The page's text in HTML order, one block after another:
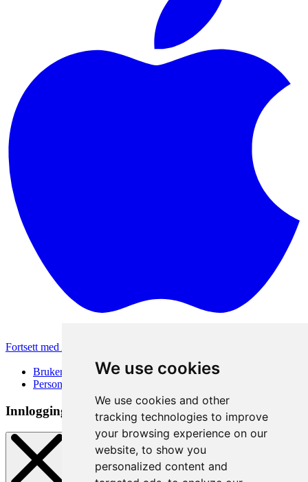
We use cookies
We use cookies and other
tracking technologies to improve
your browsing experience on our
website, to show you
personalized content and
Fortsett med Apple
Brukervilkår
Personvernerklæring
Innloggingsmetode